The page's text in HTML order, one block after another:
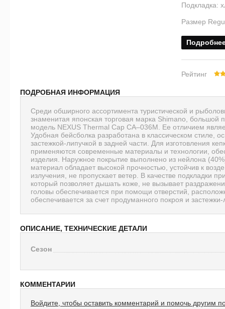
Подкладка:
Размер
Рейтинг
ПОДРОБНАЯ ИНФОРМАЦИЯ
Среди обширного ассортимента туристической и
знаменитая японская торговая марка Shimano, большой
модель NEXUS Thermal Cap CA–036M. Ее отличием
Удобная бейсболка разработана в классическом стиле,
застежкой-липучкой в задней части. Для изготовления
применяются современные материалы и технологии,
изделия. Наружное покрытие выполнено из нейлона
материал обладает высокой прочностью, устойчив к
излучения, не пропускает ветер. В качестве подкладки
который позволяет дышать коже, не вызывает
головы обеспечивается при помощи отверстий,
обеспечивается за счет продуманного покроя и застежки-
ОПИСАНИЕ, ТЕХНИЧЕСКИЕ ДЕТАЛИ
Сезон
КОММЕНТАРИИ
Войдите, чтобы оставить комментарий и помочь другим